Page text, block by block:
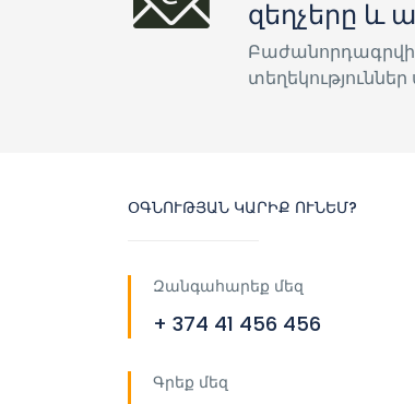
զեղչերը և
ՕԳՆՈՒԹՅԱՆ ԿԱՐԻՔ ՈՒՆԵՄ?
Զանգահարեք մեզ
+ 374 41 456 456
Գրեք մեզ